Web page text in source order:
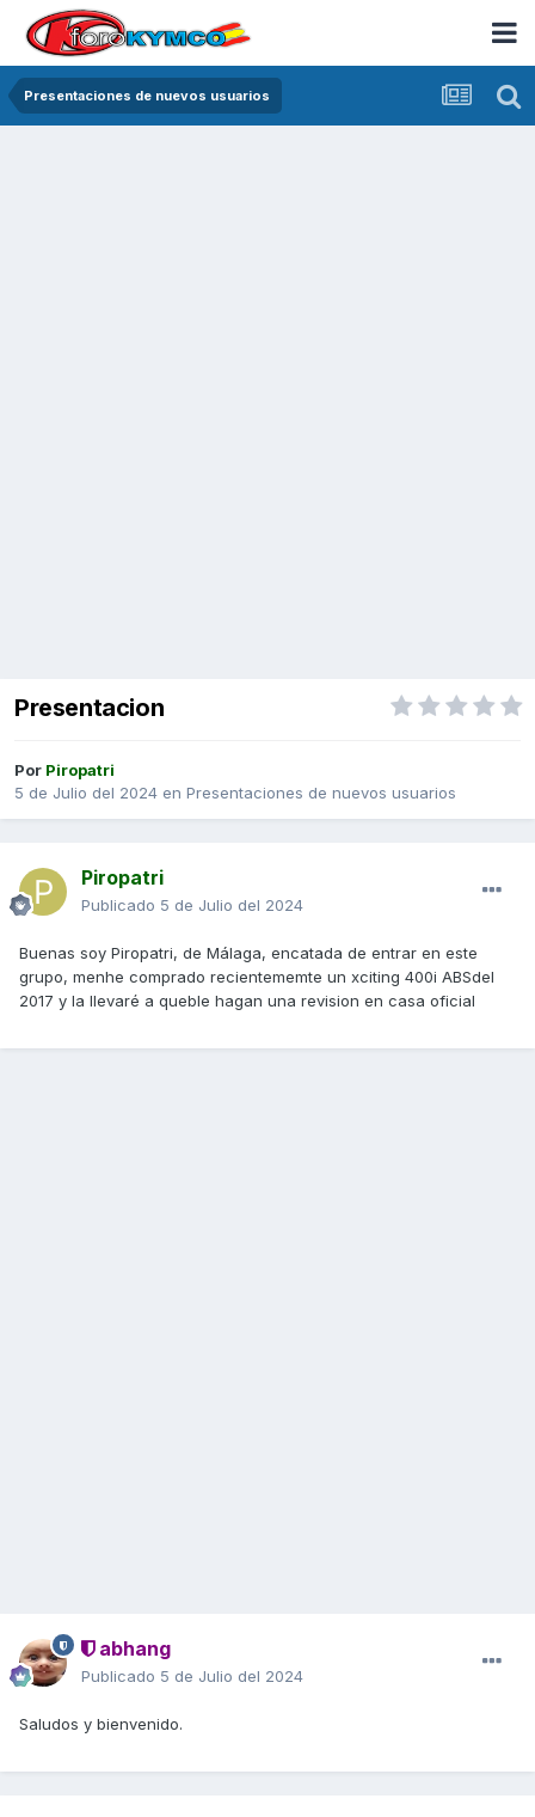
Presentaciones de nuevos usuarios
Presentacion
Por Piropatri
5 de Julio del 2024 en Presentaciones de nuevos usuarios
Piropatri
Publicado 5 de Julio del 2024
Buenas soy Piropatri, de Málaga, encatada de entrar en este
grupo, menhe comprado recientememte un xciting 400i ABSdel
2017 y la llevaré a queble hagan una revision en casa oficial
abhang
Publicado 5 de Julio del 2024
Saludos y bienvenido.